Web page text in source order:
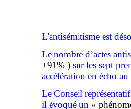
L'antisémitisme est
Le nombre d’actes
+91% ) sur les sept
accélération en écho
Le Conseil
il évoqué un «